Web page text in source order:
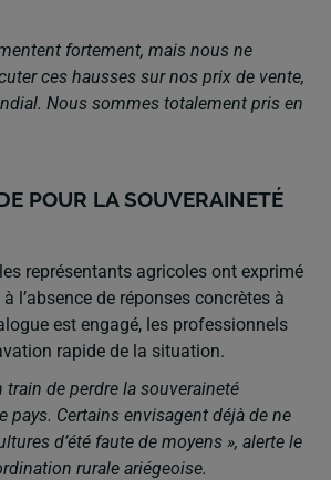
fortement, mais nous ne
ces hausses sur nos prix de vente,
Nous sommes totalement pris en
POUR LA SOUVERAINETÉ
représentants agricoles ont exprimé
l’absence de réponses concrètes à
est engagé, les professionnels
rapide de la situation.
train de perdre la souveraineté
pays. Certains envisagent déjà de ne
d’été faute de moyens », alerte le
rurale ariégeoise.